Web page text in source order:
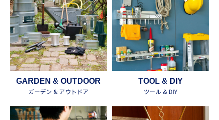
GARDEN & OUTDOOR
ガーデン & アウトドア
TOOL & DIY
ツール & DIY